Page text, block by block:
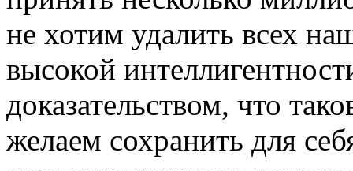
не хотим удалить всех
высокой
доказательством, что
желаем сохранить для